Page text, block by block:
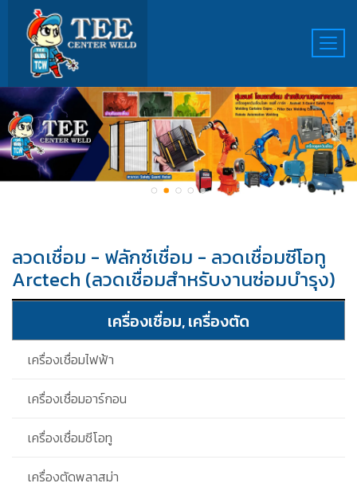
ลวดเชื่อม - ฟลักซ์เชื่อม - ลวดเชื่อมซีโอทู
Arctech (ลวดเชื่อมสำหรับงานซ่อมบำรุง)
เครื่องเชื่อม, เครื่องตัด
เครื่องเชื่อมไฟฟ้า
เครื่องเชื่อมอาร์กอน
เครื่องเชื่อมซีโอทู
เครื่องตัดพลาสม่า